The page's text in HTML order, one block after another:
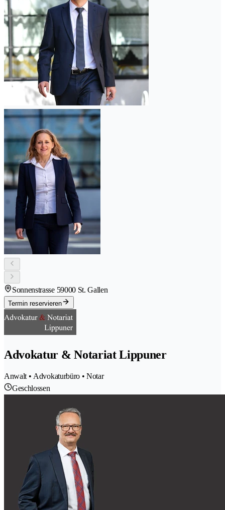
Sonnenstrasse 59000 St. Gallen
Termin reservieren
Advokatur & Notariat Lippuner
Anwalt • Advokaturbüro • Notar
Geschlossen